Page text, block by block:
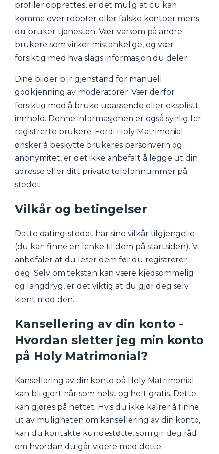
profiler opprettes, er det mulig at du kan
komme over roboter eller falske kontoer mens
du bruker tjenesten. Vær varsom på andre
brukere som virker mistenkelige, og vær
forsiktig med hva slags informasjon du deler.
Dine bilder blir gjenstand for manuell
godkjenning av moderatorer. Vær derfor
forsiktig med å bruke upassende eller eksplistt
innhold. Denne informasjonen er også synlig for
registrerte brukere. Fordi Holy Matrimonial
ønsker å beskytte brukeres personvern og
anonymitet, er det ikke anbefalt å legge ut din
adresse eller ditt private telefonnummer på
stedet.
Vilkår og betingelser
Dette dating-stedet har sine vilkår tilgjengelie
(du kan finne en lenke til dem på startsiden). Vi
anbefaler at du leser dem før du registrerer
deg. Selv om teksten kan være kjedsommelig
og langdryg, er det viktig at du gjør deg selv
kjent med den.
Kansellering av din konto -
Hvordan sletter jeg min konto
på Holy Matrimonial?
Kansellering av din konto på Holy Matrimonial
kan bli gjort når som helst og helt gratis. Dette
kan gjøres på nettet. Hvis du ikke kalrer å finne
ut av muligheten om kansellering av din konto,
kan du kontakte kundestøtte, som gir deg råd
om hvordan du går videre med dette.